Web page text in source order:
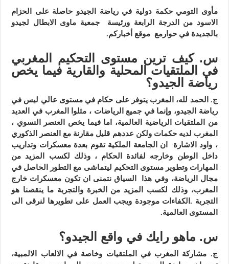
مأوى التومي حكمة دولية في رياضة الجيدو حاصلة على الحزام
الاسود من الدرجة الرابعة ورئيسة جمعية ماوى الابطال لجيدو
بالجديدة في حوارمع موقع أخباركم.
س.كيف ترين مستوى التحكيم المغربي
في الملتقيات المحلية والقارية فيما يخص
رياضة الجيدو؟
ج. الحمد لله، المغرب يتوفر على حكام في مستوى عالي ليس في
رياضة الجيدو، وإنما في جميع الرياضات ، مثلوا المغرب في العديد
من الملتقيات الرياضية العالمية، اما فيما يخص العنصر النسوي ،
المغرب لديه حكمات ولكن عددهم قليل مقارنة مع العنصر الذكوري
، واود الاشارة ان الجامعة الملكية تقوم بعدة معسكرات وتداريب
داخل الوطن وخارجه لفائدة الحكام ، وذلك لكسب المزيد من
المهارات وتطوير مستوى التحكيم ليتماشى مع التطور الحاصل في
مجال الرياضة، وفي هذا السياق نتمنى ان تكون معسكرات خارج
المغرب، وذلك لكسب المزيد من الخبرة والتجربة ما ينقصنا هو
التجربة .الكفاءات موجودة ويجب العمل على تطويرها لنرقى الى
المستوى العالمية.
س. ماهو رايك في واقع الجيدو؟
ج. مشاركة المغرب في الملتقيات وخاصة في الالعاب الالمبية،